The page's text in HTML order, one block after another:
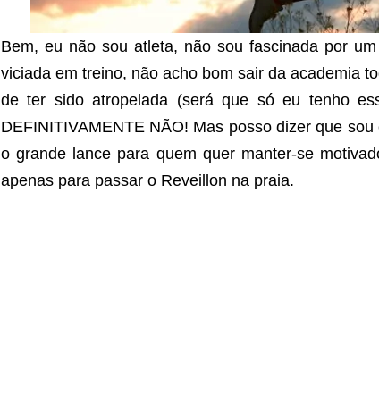
Bem, eu não sou atleta, não sou fascinada por
viciada em treino, não acho bom sair da academia
de ter sido atropelada (será que só eu tenho
DEFINITIVAMENTE NÃO! Mas posso dizer que
o grande lance para quem quer manter-se
apenas para passar o Reveillon na praia.